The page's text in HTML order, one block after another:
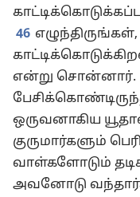
46
என்று சொன்னார்.
ஒருவனாகிய
குருமார்களும்
வாள்களோடும்
அவனோடு